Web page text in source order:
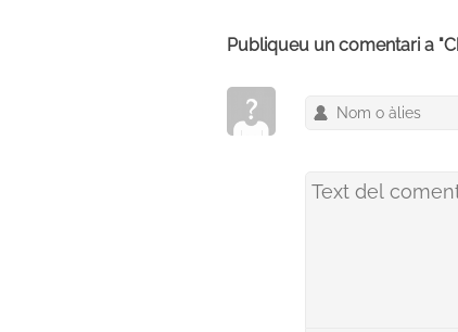
Publiqueu un comentari a